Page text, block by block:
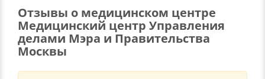
Отзывы о медицинском центре
Медицинский центр Управления
делами Мэра и Правительства
Москвы